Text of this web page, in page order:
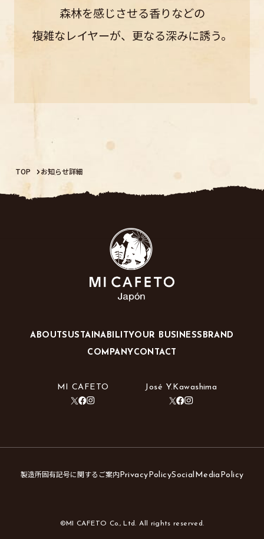
森林を感じさせる香りなどの
複雑なレイヤーが、更なる深みに誘う。
TOP お知らせ詳細
ABOUTSUSTAINABILITYOUR BUSINESS BRAND
COMPANYCONTACT
MI CAFETO José Y.Kawashima
製造所固有記号に関するご案内PrivacyPolicySocialMediaPolicy
©MI CAFETO Co., Ltd. All rights reserved.